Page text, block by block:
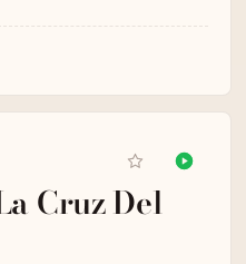
Cruz Del